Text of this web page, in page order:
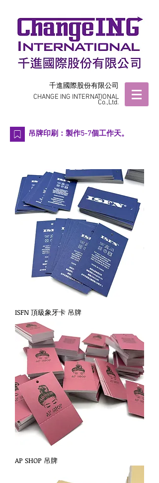
千進國際股份有限公司
CHANGE ING INTERNATIONAL
Co.,Ltd.
吊牌印刷：製作5-7個工作天。
ISFN 頂級象牙卡 吊牌
AP SHOP 吊牌